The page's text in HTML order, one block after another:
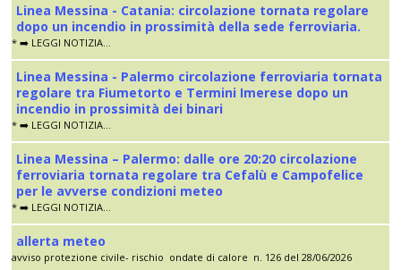
Linea Messina - Catania: circolazione tornata regolare
dopo un incendio in prossimità della sede ferroviaria.
* ➡️ LEGGI NOTIZIA...
Linea Messina - Palermo circolazione ferroviaria tornata
regolare tra Fiumetorto e Termini Imerese dopo un
incendio in prossimità dei binari
* ➡️ LEGGI NOTIZIA...
Linea Messina – Palermo: dalle ore 20:20 circolazione
ferroviaria tornata regolare tra Cefalù e Campofelice
per le avverse condizioni meteo
* ➡️ LEGGI NOTIZIA...
allerta meteo
avviso protezione civile- rischio ondate di calore n. 126 del 28/06/2026